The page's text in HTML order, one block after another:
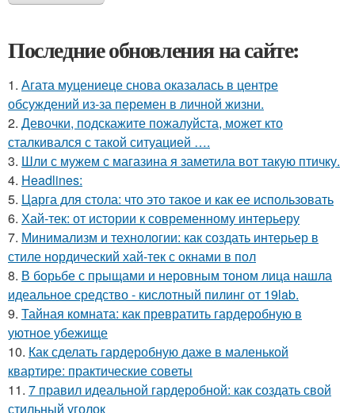
Последние обновления на сайте:
1. Агата муцениеце снова оказалась в центре
обсуждений из-за перемен в личной жизни.
2. Девочки, подскажите пожалуйста, может кто
сталкивался с такой ситуацией ….
3. Шли с мужем с магазина я заметила вот такую птичку.
4. Headlines:
5. Царга для стола: что это такое и как ее использовать
6. Хай-тек: от истории к современному интерьеру
7. Минимализм и технологии: как создать интерьер в
стиле нордический хай-тек с окнами в пол
8. В борьбе с прыщами и неровным тоном лица нашла
идеальное средство - кислотный пилинг от 19lab.
9. Тайная комната: как превратить гардеробную в
уютное убежище
10. Как сделать гардеробную даже в маленькой
квартире: практические советы
11. 7 правил идеальной гардеробной: как создать свой
стильный уголок